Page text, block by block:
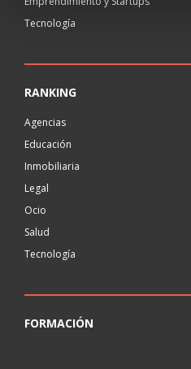
Tecnología
RANKING
Agencias
Educación
Inmobiliaria
Legal
Ocio
Salud
Tecnología
FORMACIÓN